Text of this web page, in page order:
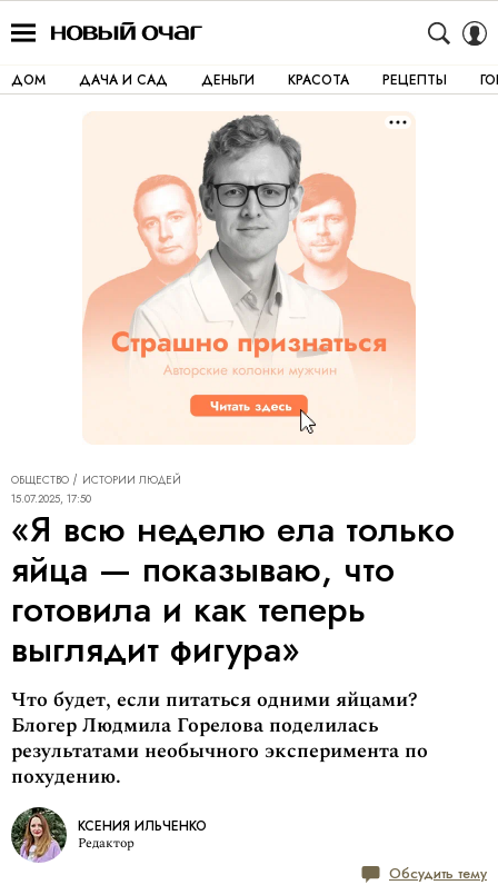
ДОМ ДАЧА И САД ДЕНЬГИ КРАСОТА РЕЦЕПТЫ
ОБЩЕСТВО
ИСТОРИИ ЛЮДЕЙ
15.07.2025, 17:50
«Я всю неделю ела только
яйца — показываю, что
готовила и как теперь
выглядит фигура»
Что будет, если питаться одними яйцами?
Блогер Людмила Горелова поделилась
результатами необычного эксперимента по
похудению.
КСЕНИЯ ИЛЬЧЕНКО
Редактор
Обсудить тему